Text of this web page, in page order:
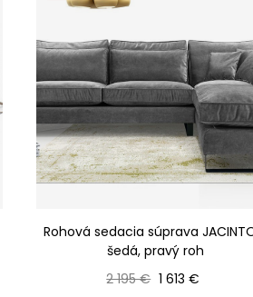
Rohová sedacia súprava
šedá, pravý roh
Bežná cena
2 195 € Cena
1 613 €